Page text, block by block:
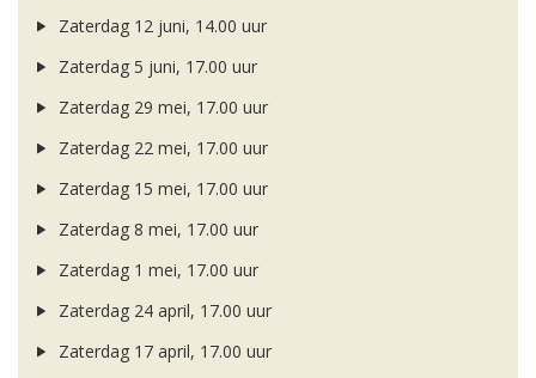
Zaterdag 12 juni, 14.00 uur
Zaterdag 5 juni, 17.00 uur
Zaterdag 29 mei, 17.00 uur
Zaterdag 22 mei, 17.00 uur
Zaterdag 15 mei, 17.00 uur
Zaterdag 8 mei, 17.00 uur
Zaterdag 1 mei, 17.00 uur
Zaterdag 24 april, 17.00 uur
Zaterdag 17 april, 17.00 uur